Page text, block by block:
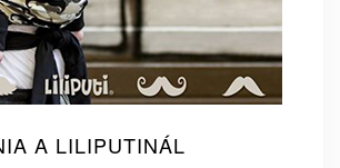
A LILIPUTINÁL